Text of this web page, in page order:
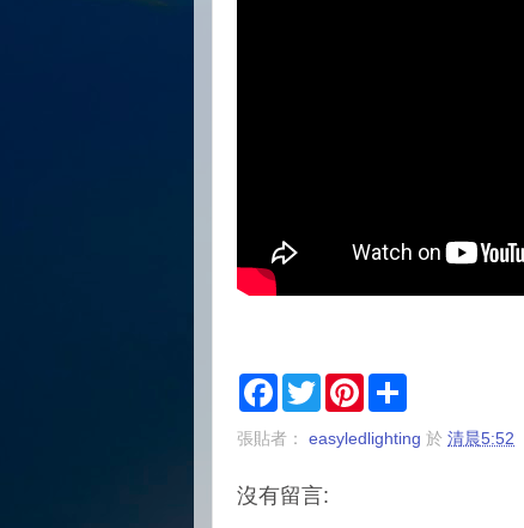
F
e
o
T
w
t
r
P
t
r
張貼者： easyledlighting 於 清晨5:52
沒有留言: